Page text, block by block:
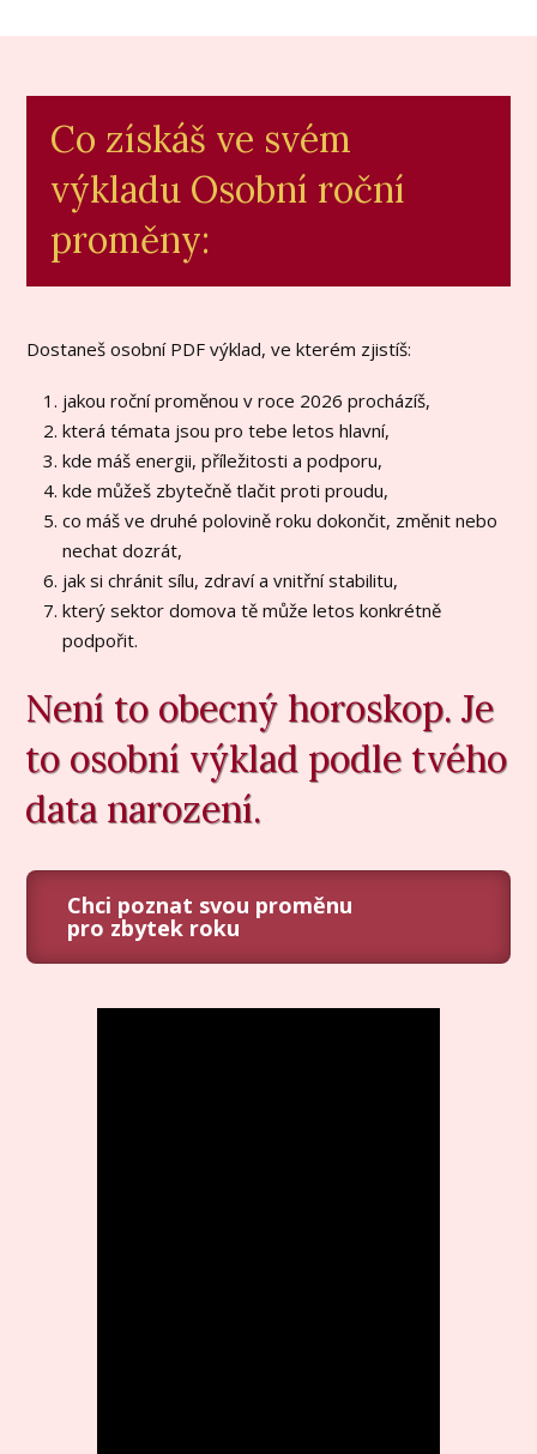
Co získáš ve svém
výkladu Osobní roční
proměny:
Dostaneš osobní PDF výklad, ve kterém zjistíš:
jakou roční proměnou v roce 2026 procházíš,
která témata jsou pro tebe letos hlavní,
kde máš energii, příležitosti a podporu,
kde můžeš zbytečně tlačit proti proudu,
co máš ve druhé polovině roku dokončit, změnit nebo
nechat dozrát,
jak si chránit sílu, zdraví a vnitřní stabilitu,
který sektor domova tě může letos konkrétně
podpořit.
Není to obecný horoskop. Je
to osobní výklad podle tvého
data narození.
Chci poznat svou proměnu
pro zbytek roku